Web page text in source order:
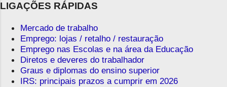
LIGAÇÕES RÁPIDAS
Mercado de trabalho
Emprego: lojas / retalho / restauração
Emprego nas Escolas e na área da Educação
Diretos e deveres do trabalhador
Graus e diplomas do ensino superior
IRS: principais prazos a cumprir em 2026